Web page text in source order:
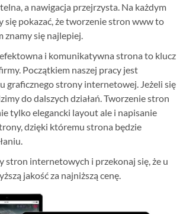
a nawigacja przejrzysta. Na każdym
się pokazać, że tworzenie stron www to
znamy się najlepiej.
efektowna i komunikatywna strona to klucz
Początkiem naszej pracy jest
graficznego strony internetowej. Jeżeli się
do dalszych działań. Tworzenie stron
tylko elegancki layout ale i napisanie
dzięki któremu strona będzie
stron internetowych i przekonaj się, że u
jakość za najniższą cenę.